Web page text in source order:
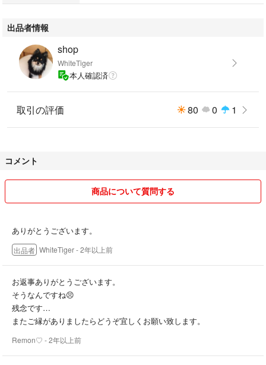
出品者情報
shop
WhiteTiger
本人確認済
取引の評価 80 0 1
コメント
商品について質問する
ありがとうございます。
出品者 WhiteTiger- 2年以上前
お返事ありがとうございます。
そうなんですね😣
残念です…
またご縁がありましたらどうぞ宜しくお願い致します。
Remon♡ - 2年以上前